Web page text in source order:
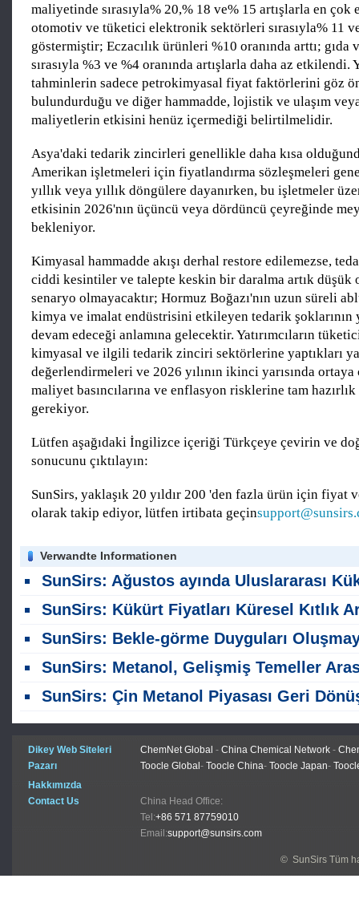
maliyetinde sırasıyla% 20,% 18 ve% 15 artışlarla en
otomotiv ve tüketici elektronik sektörleri sırasıyla% 11
göstermiştir; Eczacılık ürünleri %10 oranında arttı;
sırasıyla %3 ve %4 oranında artışlarla daha az etkilendi.
tahminlerin sadece petrokimyasal fiyat faktörlerini göz
bulundurduğu ve diğer hammadde, lojistik ve ulaşım
maliyetlerin etkisini henüz içermediği belirtilmelidir.
Asya'daki tedarik zincirleri genellikle daha kısa
Amerikan işletmeleri için fiyatlandırma sözleşmeleri
yıllık veya yıllık döngülere dayanırken, bu işletmeler
etkisinin 2026'nın üçüncü veya dördüncü çeyreğinde
bekleniyor.
Kimyasal hammadde akışı derhal restore edilemezse,
ciddi kesintiler ve talepte keskin bir daralma artık düşük
senaryo olmayacaktır; Hormuz Boğazı'nın uzun süreli
kimya ve imalat endüstrisini etkileyen tedarik şoklarının
devam edeceği anlamına gelecektir. Yatırımcıların
kimyasal ve ilgili tedarik zinciri sektörlerine yaptıkları
değerlendirmeleri ve 2026 yılının ikinci yarısında ortaya
maliyet basıncılarına ve enflasyon risklerine tam hazırlık
gerekiyor.
Lütfen aşağıdaki İngilizce içeriği Türkçeye çevirin ve
sonucunu çıktılayın:
SunSirs, yaklaşık 20 yıldır 200 'den fazla ürün için fiyat
olarak takip ediyor, lütfen irtibata geçin
Verwandte Informationen
SunSirs: Ağustos ayında Uluslararası Kükürt Pazarı Analizi: Artan Tedarik ile Birlikte Nakliye
SunSirs: Kükürt Fiyatları Küresel Kıtlık Arasında Tarihsel Yükseklere
SunSirs: Bekle-görme Duyguları Oluşmaya Devam Ediyor, Kükürt Pazarını Basınç Altında Bırakıyor ve Düşük Seviyelerde Konsolidasyon
SunSirs: Metanol, Gelişmiş Temeller Arasında Ağustos'ta Yüklenmeye
SunSirs: Çin Metanol Piyasası Geri Dönüşe
Dikey Web Siteleri ChemNet Global - China Chemical Network -
Pazarı
Toocle Global - Toocle China- Toocle Japan-
Hakkımızda
Contact Us
China Head Office:
Tel:+86 571 87759010
Email:support@sunsirs.com
© SunSirs Tüm